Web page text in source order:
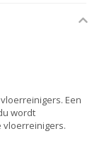
Een
wordt
vloerreinigers.